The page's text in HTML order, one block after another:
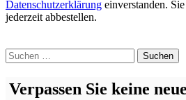
Datenschutzerklärung einverstanden.
jederzeit abbestellen.
Suchen
nach:
Verpassen Sie keine